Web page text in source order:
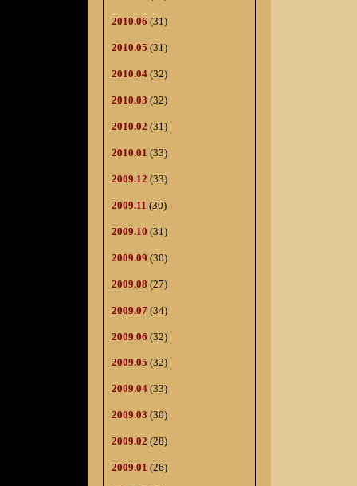
2010.06 (31)
2010.05 (31)
2010.04 (32)
2010.03 (32)
2010.02 (31)
2010.01 (33)
2009.12 (33)
2009.11 (30)
2009.10 (31)
2009.09 (30)
2009.08 (27)
2009.07 (34)
2009.06 (32)
2009.05 (32)
2009.04 (33)
2009.03 (30)
2009.02 (28)
2009.01 (26)